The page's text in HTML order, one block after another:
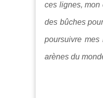
ces lignes, mon
des bûches
poursuivre mes
arènes du